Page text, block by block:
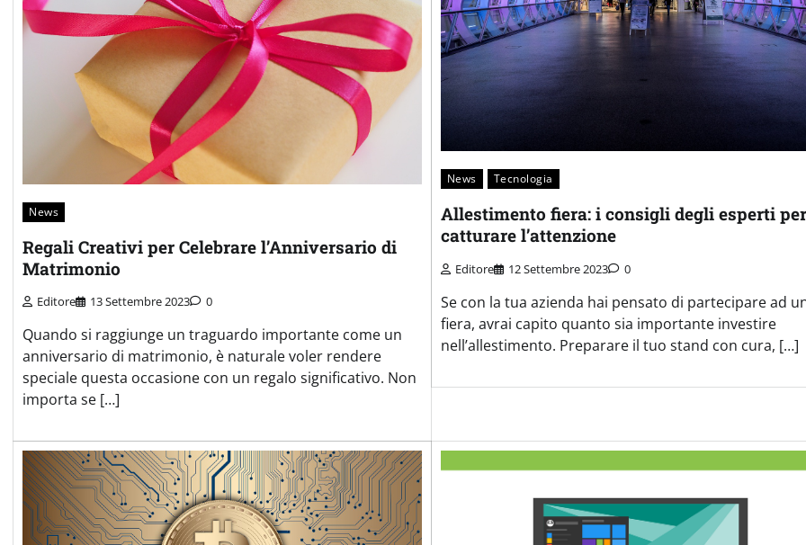
News
Regali Creativi per Celebrare l’Anniversario di
Matrimonio
Editore 13 Settembre 2023 0
Quando si raggiunge un traguardo importante come un
anniversario di matrimonio, è naturale voler rendere
speciale questa occasione con un regalo significativo. Non
importa se […]
News Tecnologia
Allestimento fiera: i consigli degli esperti per
catturare l’attenzione
Editore 12 Settembre 2023 0
Se con la tua azienda hai pensato di partecipare ad
fiera, avrai capito quanto sia importante investire
nell’allestimento. Preparare il tuo stand con cura, […]